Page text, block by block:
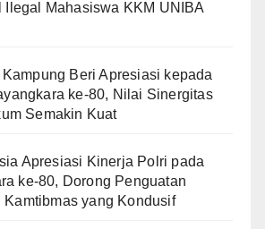
Mahasiswa KKM UNIBA
Beri Apresiasi kepada
ke-80, Nilai Sinergitas
Semakin Kuat
Apresiasi Kinerja Polri pada
ke-80, Dorong Penguatan
yang Kondusif